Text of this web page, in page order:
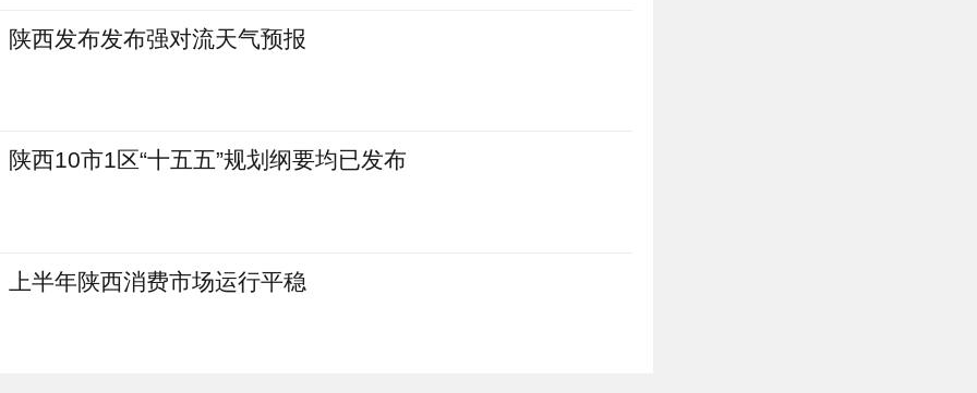
陕西发布发布强对流天气预报
陕西10市1区“十五五”规划纲要均已发布
上半年陕西消费市场运行平稳